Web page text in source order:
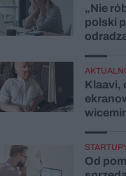
„Nie
polski
Klaavi,
Od